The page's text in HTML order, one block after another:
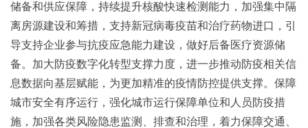
储备和供应保障，持续提升核酸快速检测能力，加强集中隔
离房源建设和筹措，支持新冠病毒疫苗和治疗药物进口，引
导支持企业参与抗疫应急能力建设，做好后备医疗资源储
备。加大防疫数字化转型支撑力度，进一步推动防疫相关信
息数据向基层赋能，为更加精准的疫情防控提供支撑。保障
城市安全有序运行，强化城市运行保障单位和人员防疫措
施，加强各类风险隐患监测、排查和治理，着力保障交通、